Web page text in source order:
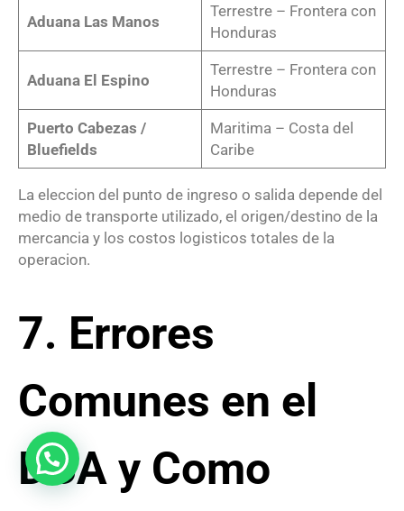
Aduana Las Manos
Terrestre – Frontera con
Honduras
Aduana El Espino
Terrestre – Frontera con
Honduras
Puerto Cabezas /
Bluefields
Maritima – Costa del
Caribe
La eleccion del punto de ingreso o salida depende del
medio de transporte utilizado, el origen/destino de la
mercancia y los costos logisticos totales de la
operacion.
7. Errores
Comunes en el
DUA y Como